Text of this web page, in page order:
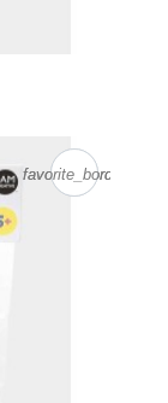
favorite_border
favorite_border